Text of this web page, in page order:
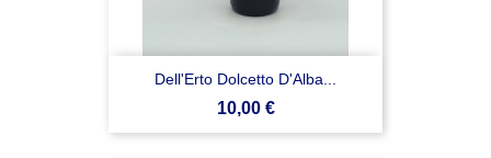
Dell'Erto Dolcetto D'Alba...
Prezzo
10,00 €